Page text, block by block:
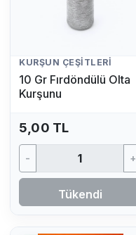
KURŞUN ÇEŞITLERI
10 Gr Fırdöndülü Olta
Kurşunu
5,00 TL
- +
Tükendi